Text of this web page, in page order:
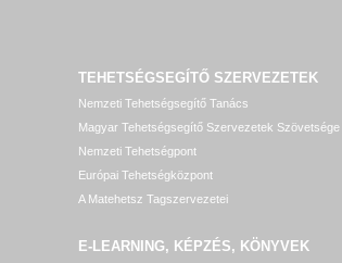
TEHETSÉGSEGÍTŐ SZERVEZETEK
Nemzeti Tehetségsegítő Tanács
Magyar Tehetségsegítő Szervezetek Szövetsége
Nemzeti Tehetségpont
Európai Tehetségközpont
A Matehetsz Tagszervezetei
E-LEARNING, KÉPZÉS, KÖNYVEK